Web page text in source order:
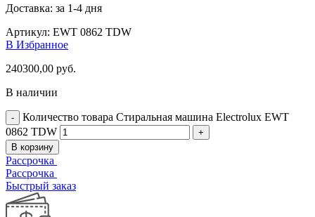
Доставка: за 1-4 дня
Артикул: EWT 0862 TDW
В Избранное
240300,00 руб.
В наличии
Количество товара Стиральная машина Electrolux EWT
0862 TDW
В корзину
Рассрочка
Рассрочка
Быстрый заказ